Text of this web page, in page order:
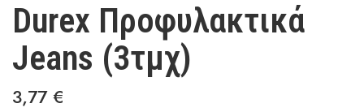
Durex Προφυλακτικά
Jeans (3τμχ)
3,77€